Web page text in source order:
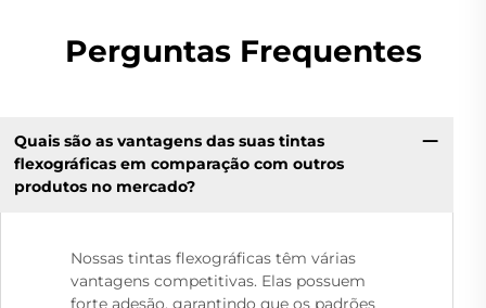
Perguntas Frequentes
Quais são as vantagens das suas tintas
flexográficas em comparação com outros
produtos no mercado?
Nossas tintas flexográficas têm várias
vantagens competitivas. Elas possuem
forte adesão, garantindo que os padrões